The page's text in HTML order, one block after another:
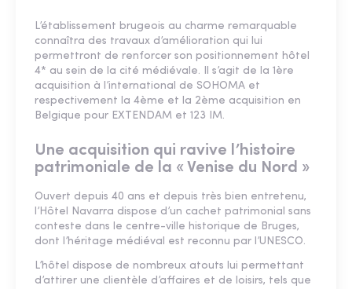
L’établissement brugeois au charme remarquable
connaîtra des travaux d’amélioration qui lui
permettront de renforcer son positionnement hôtel
4* au sein de la cité médiévale. Il s’agit de la 1ère
acquisition à l’international de SOHOMA et
respectivement la 4ème et la 2ème acquisition en
Belgique pour EXTENDAM et 123 IM.
Une acquisition qui ravive l’histoire
patrimoniale de la « Venise du Nord »
Ouvert depuis 40 ans et depuis très bien entretenu,
l’Hôtel Navarra dispose d’un cachet patrimonial sans
conteste dans le centre-ville historique de Bruges,
dont l’héritage médiéval est reconnu par l’UNESCO.
L’hôtel dispose de nombreux atouts lui permettant
d’attirer une clientèle d’affaires et de loisirs, tels que